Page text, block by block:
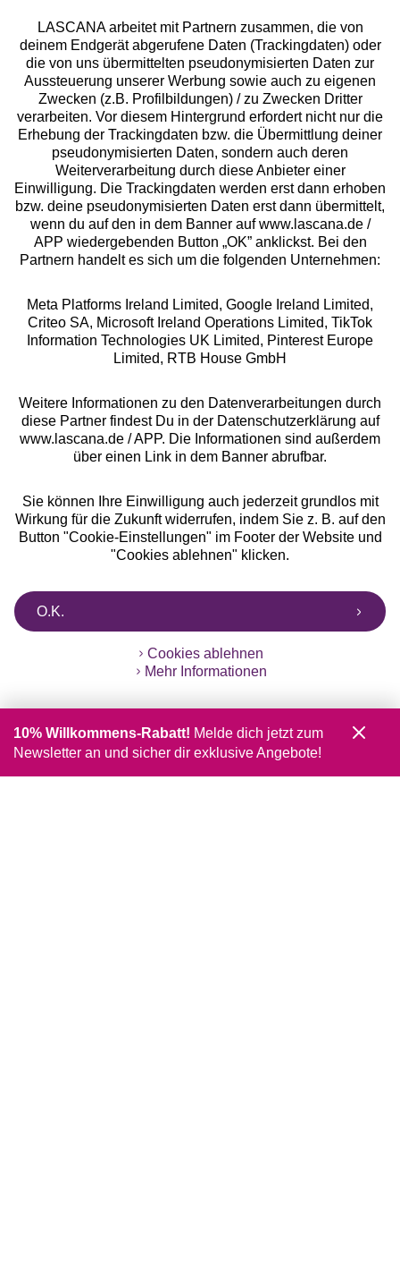
Services
Beratung
Über uns
Rechtliches
Alle Preise inkl. MwSt., zzgl.
Versandkosten
** Bonität vorausgesetzt, berechtigt zur Bonitätsprüfung
LASCANA arbeitet mit Partnern zusammen, die von
deinem Endgerät abgerufene Daten (Trackingdaten) oder
die von uns übermittelten pseudonymisierten Daten zur
Aussteuerung unserer Werbung sowie auch zu eigenen
Zwecken (z.B. Profilbildungen) / zu Zwecken Dritter
verarbeiten. Vor diesem Hintergrund erfordert nicht nur die
Erhebung der Trackingdaten bzw. die Übermittlung deiner
pseudonymisierten Daten, sondern auch deren
Weiterverarbeitung durch diese Anbieter einer
Einwilligung. Die Trackingdaten werden erst dann erhoben
bzw. deine pseudonymisierten Daten erst dann übermittelt,
wenn du auf den in dem Banner auf www.lascana.de /
APP wiedergebenden Button „OK” anklickst. Bei den
Partnern handelt es sich um die folgenden Unternehmen:
Meta Platforms Ireland Limited, Google Ireland Limited,
Criteo SA, Microsoft Ireland Operations Limited, TikTok
Information Technologies UK Limited, Pinterest Europe
Limited, RTB House GmbH
Weitere Informationen zu den Datenverarbeitungen durch
diese Partner findest Du in der Datenschutzerklärung auf
www.lascana.de / APP. Die Informationen sind außerdem
über einen Link in dem Banner abrufbar.
Sie können Ihre Einwilligung auch jederzeit grundlos mit
Wirkung für die Zukunft widerrufen, indem Sie z. B. auf den
Button "Cookie-Einstellungen" im Footer der Website und
"Cookies ablehnen" klicken.
O.K.
Cookies ablehnen
Mehr Informationen
10% Willkommens-Rabatt! Melde dich jetzt zum
Newsletter an und sicher dir exklusive Angebote!